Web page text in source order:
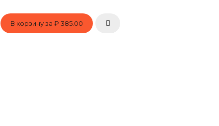
В корзину за ₽ 385.00